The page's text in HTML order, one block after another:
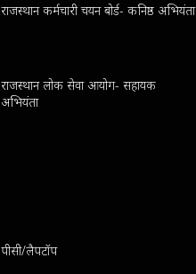
राजस्थान कर्मचारी चयन बोर्ड- कनिष्ठ अभियंता
राजस्थान लोक सेवा आयोग- सहायक
अभियंता
पीसी/लैपटॉप